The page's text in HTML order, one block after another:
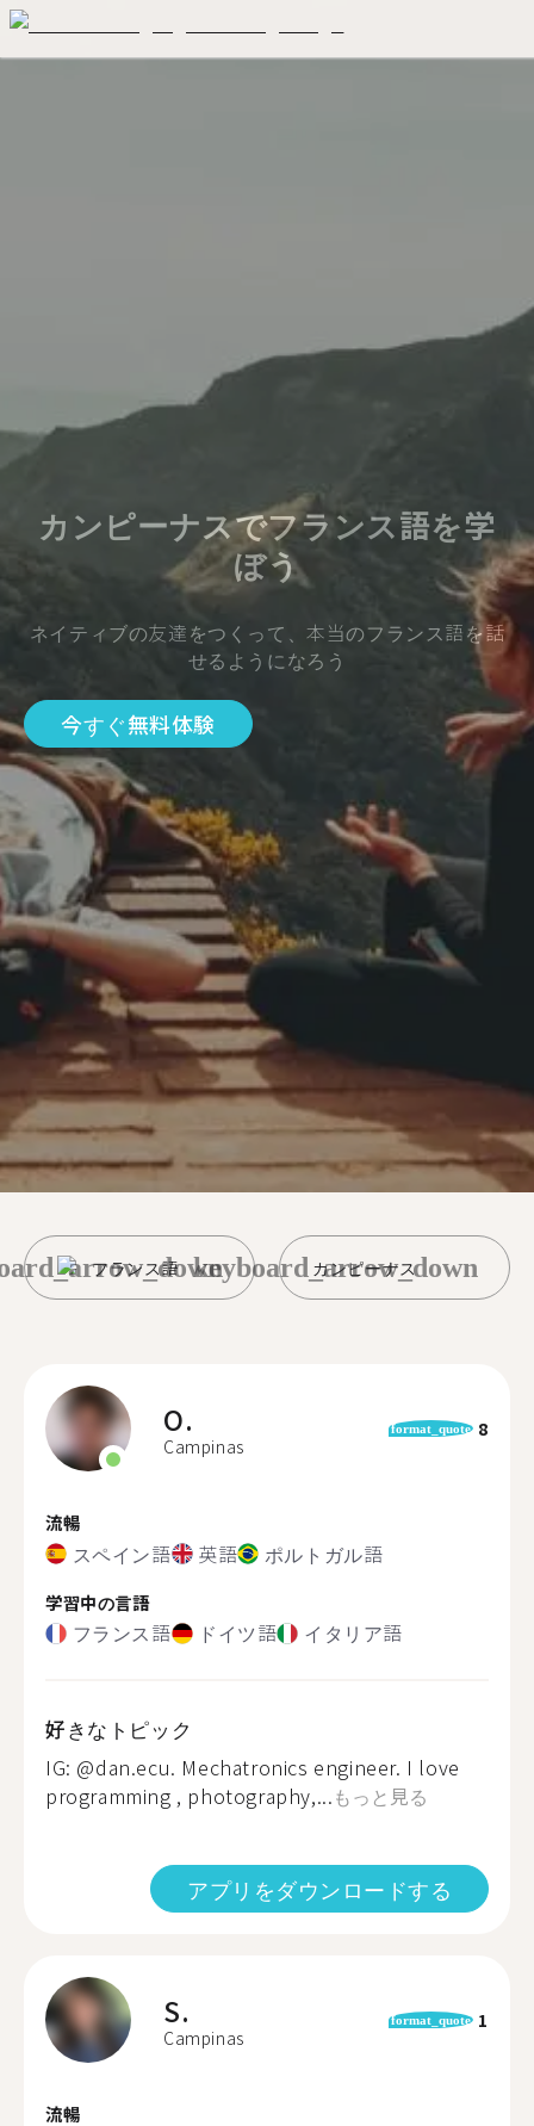
カンピーナスでフランス語を学
ぼう
ネイティブの友達をつくって、本当のフランス語を話
せるようになろう
今すぐ無料体験
フランス語 カンピーナス
keyboard_arrow_down
O.
Campinas
format_quote 8
流暢
スペイン語 英語 ポルトガル語
学習中の言語
フランス語 ドイツ語 イタリア語
好きなトピック
IG: @dan.ecu. Mechatronics engineer. I love
programming ‍, photography,...もっと見る
アプリをダウンロードする
S.
Campinas
format_quote 1
流暢